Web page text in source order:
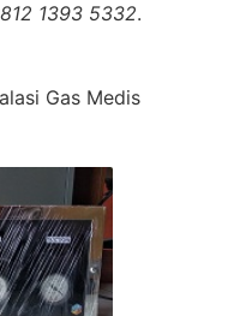
1393 5332.
Gas Medis